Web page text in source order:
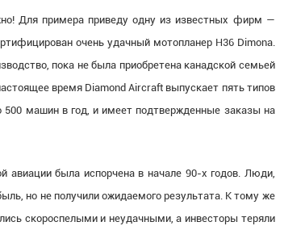
Для примера приведу одну из известных фирм —
очень удачный мотопланер H36 Dimona.
пока не была приобретена канадской семьей
время Diamond Aircraft выпускает пять типов
машин в год, и имеет подтвержденные заказы на
авиации была испорчена в начале 90-х годов. Люди,
но не получили ожидаемого результата. К тому же
скороспелыми и неудачными, а инвесторы теряли